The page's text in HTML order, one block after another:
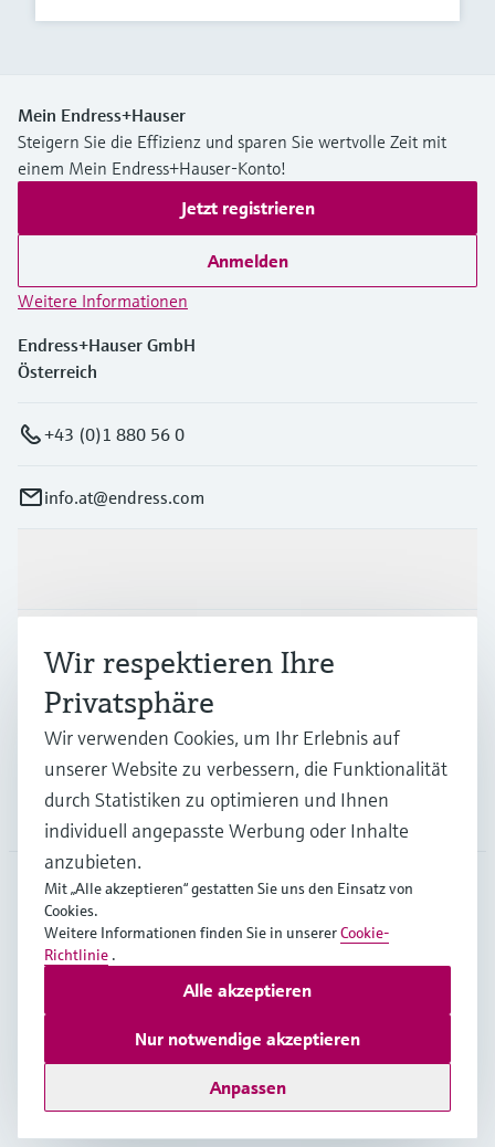
Mein Endress+Hauser
Steigern Sie die Effizienz und sparen Sie wertvolle Zeit mit
einem Mein Endress+Hauser-Konto!
Jetzt registrieren
Anmelden
Weitere Informationen
Endress+Hauser GmbH
Österreich
+43 (0)1 880 56 0
info.at@endress.com
Branchen
Support
Unternehmen
AUT
Copyright © Endress+Hauser Group Services AG
Nutzungsbedingungen
Datenschutz
Rechtliches und AGB Österreich
Wir respektieren Ihre
Privatsphäre
Wir verwenden Cookies, um Ihr Erlebnis auf
unserer Website zu verbessern, die Funktionalität
durch Statistiken zu optimieren und Ihnen
individuell angepasste Werbung oder Inhalte
anzubieten.
Mit „Alle akzeptieren“ gestatten Sie uns den Einsatz von
Cookies.
Weitere Informationen finden Sie in unsererCookie-
Richtlinie .
Anpassen
Nur notwendige akzeptieren
Alle akzeptieren